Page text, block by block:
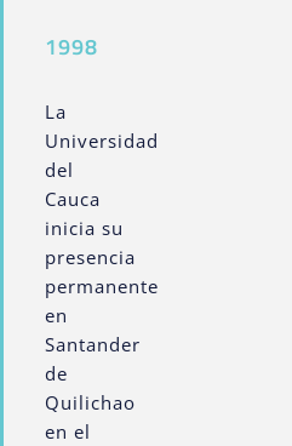
1998
La
Universidad
del
Cauca
inicia su
presencia
permanente
en
Santander
de
Quilichao
en el